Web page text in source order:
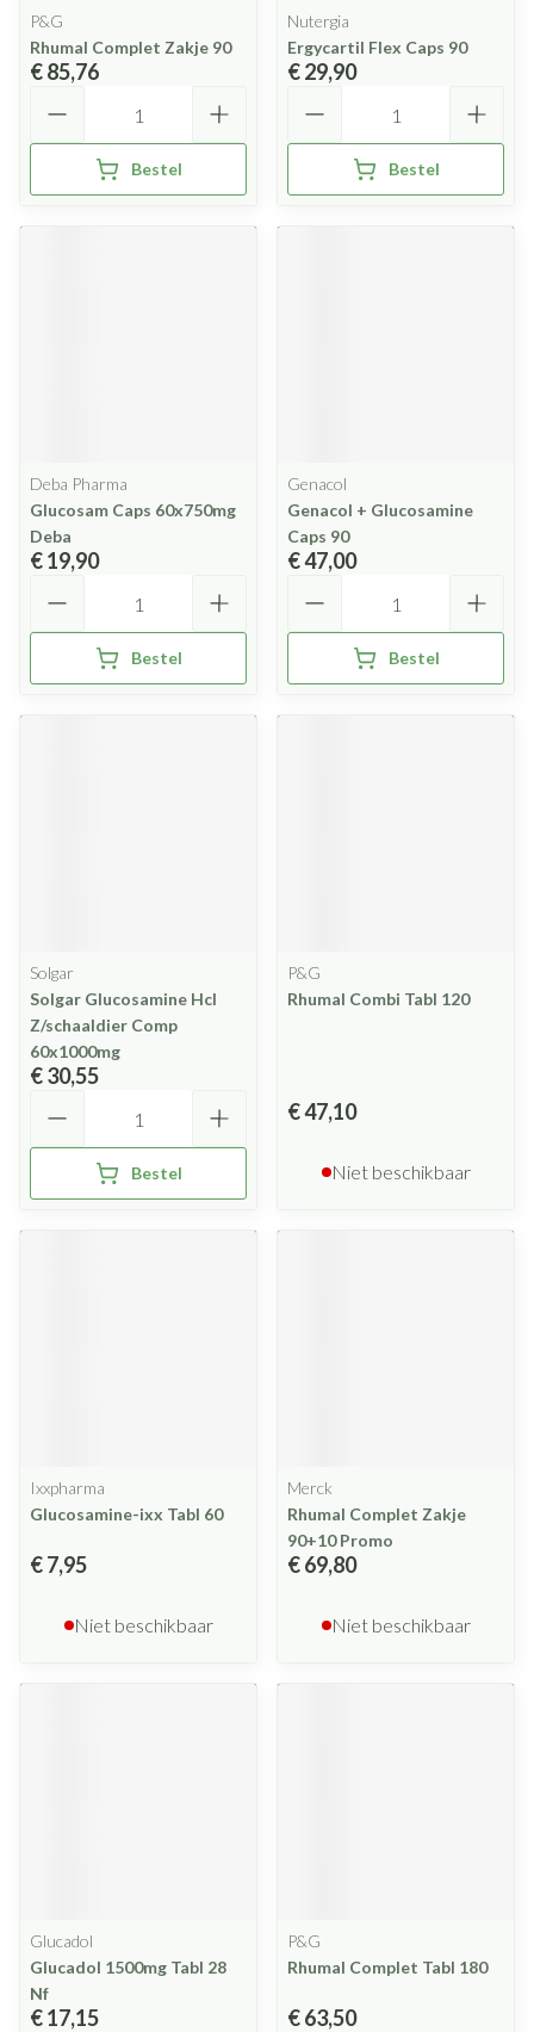
P&G
Rhumal Complet Zakje 90
€ 85,76
Bestel
Nutergia
Ergycartil Flex Caps 90
€ 29,90
Bestel
Deba Pharma
Glucosam Caps 60x750mg
Deba
€ 19,90
Bestel
Genacol
Genacol + Glucosamine
Caps 90
€ 47,00
Bestel
Solgar
Solgar Glucosamine Hcl
Z/schaaldier Comp
60x1000mg
€ 30,55
Bestel
P&G
Rhumal Combi Tabl 120
€ 47,10
Niet beschikbaar
Ixxpharma
Glucosamine-ixx Tabl 60
€ 7,95
Niet beschikbaar
Merck
Rhumal Complet Zakje
90+10 Promo
€ 69,80
Niet beschikbaar
Glucadol
Glucadol 1500mg Tabl 28
Nf
€ 17,15
P&G
Rhumal Complet Tabl 180
€ 63,50